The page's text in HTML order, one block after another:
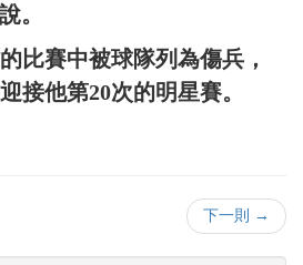
。
比賽中被球隊列為傷兵，
接他第20次的明星賽。
下一則 →